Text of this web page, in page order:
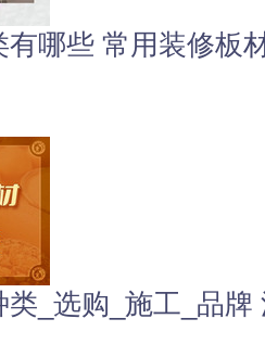
有哪些 常用装修板
类_选购_施工_品牌